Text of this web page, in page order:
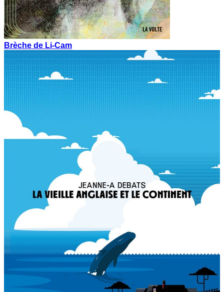
Brèche de Li-Cam